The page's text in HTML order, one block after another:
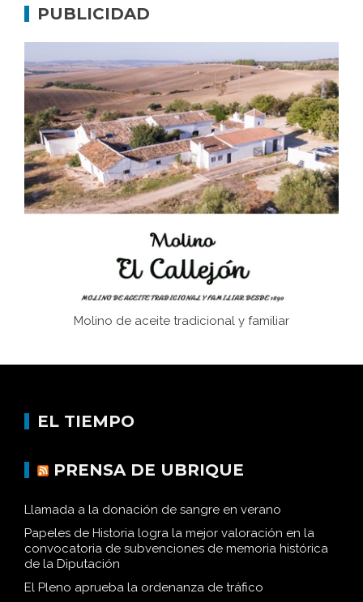
concentración nazis
Bornos
El Frente Popular. Ubrique, febrero-julio 1936
Juntar las letras. La alfabetización en el campo: del
afán de saber a la autogestión
Historia y vivencias del poblado de Los Hurones
PUBLICIDAD
Molino de aceite tradicional y familiar
EL TIEMPO
PRENSA DE UBRIQUE
Llamada a la donación de sangre en verano
Papeles de Historia logra la mejor valoración en la
convocatoria de subvenciones de memoria histórica
de la Diputación
El Pleno aprueba la ordenanza de tráfico